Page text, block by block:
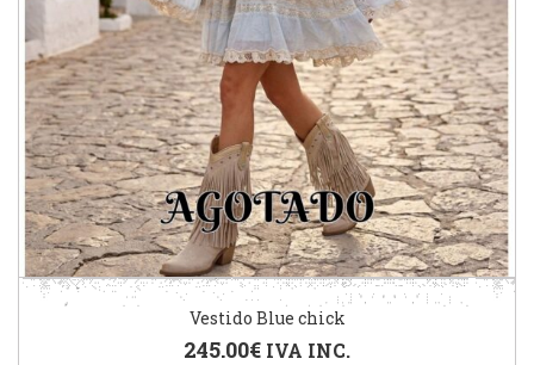
Vestido Blue chick
245.00€ IVA INC.